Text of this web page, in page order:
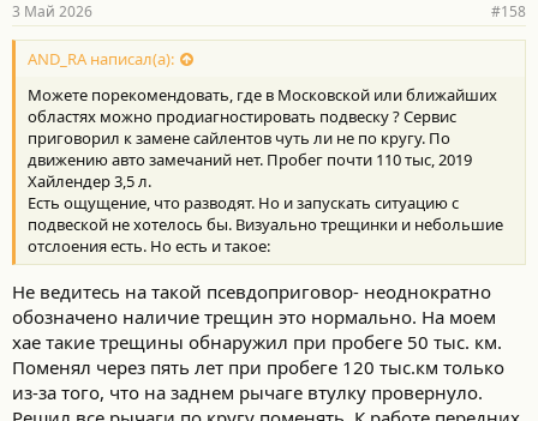
н
о
с
и
:
3 Май 2026 #158
AND_RA написал(а):
Можете порекомендовать, где в Московской или ближайших
областях можно продиагностировать подвеску ? Сервис
приговорил к замене сайлентов чуть ли не по кругу. По
движению авто замечаний нет. Пробег почти 110 тыс, 2019
Хайлендер 3,5 л.
Есть ощущение, что разводят. Но и запускать ситуацию с
подвеской не хотелось бы. Визуально трещинки и небольшие
отслоения есть. Но есть и такое:
Не ведитесь на такой псевдоприговор- неоднократно
обозначено наличие трещин это нормально. На моем
хае такие трещины обнаружил при пробеге 50 тыс. км.
Поменял через пять лет при пробеге 120 тыс.км только
из-за того, что на заднем рычаге втулку провернуло.